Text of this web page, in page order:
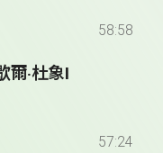
58:58
‧杜象Ⅰ
57:24